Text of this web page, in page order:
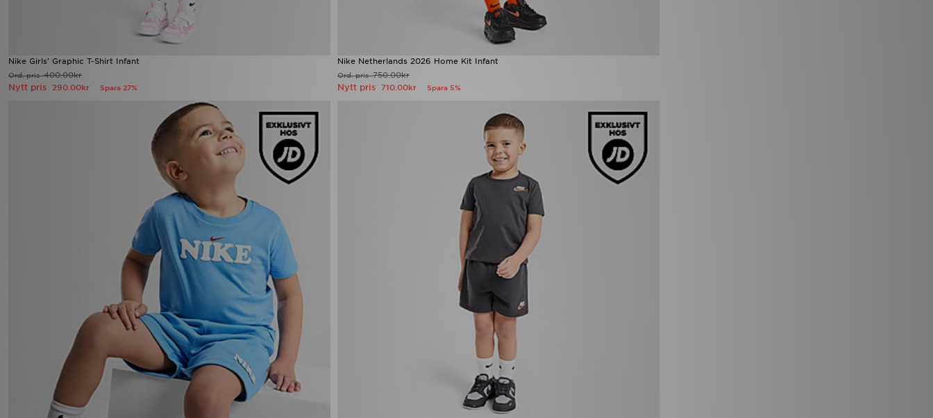
Nike Girls' Graphic T-Shirt Infant
Ord. pris400.00kr
Nytt pris 290.00kr Spara 27%
Nike Netherlands 2026 Home Kit Infant
Ord. pris750.00kr
Nytt pris 710.00kr Spara 5%